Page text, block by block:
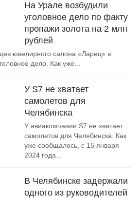
На Урале возбудили
уголовное дело по факту
пропажи золота на 2 млн
рублей
ювелирного салона «Ларец» в
дело. Как уже...
У S7 не хватает
самолетов для
Челябинска
У авиакомпании S7 не хватает
самолетов для Челябинска. Как
уже сообщалось, с 15 января
2024 года...
В Челябинске задержали
одного из руководителей